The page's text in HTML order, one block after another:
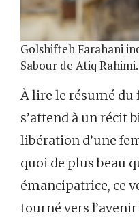
Golshifteh Farahani
Sabour de Atiq Rahimi.
À lire le résumé
s’attend à un récit
libération d’une
quoi de plus beau
émancipatrice, ce
tourné vers l’avenir